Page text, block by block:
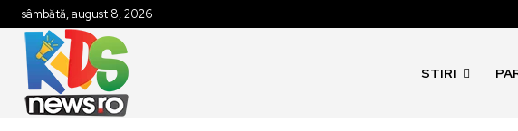
sâmbătă, august 8, 2026
STIRI